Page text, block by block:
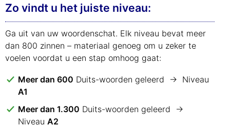
Zo vindt u het juiste niveau:
Ga uit van uw woordenschat. Elk niveau bevat meer
dan 800 zinnen – materiaal genoeg om u zeker te
voelen voordat u een stap omhoog gaat:
Meer dan 600 Duits-woorden geleerd → Niveau
A1
Meer dan 1.300 Duits-woorden geleerd →
Niveau A2